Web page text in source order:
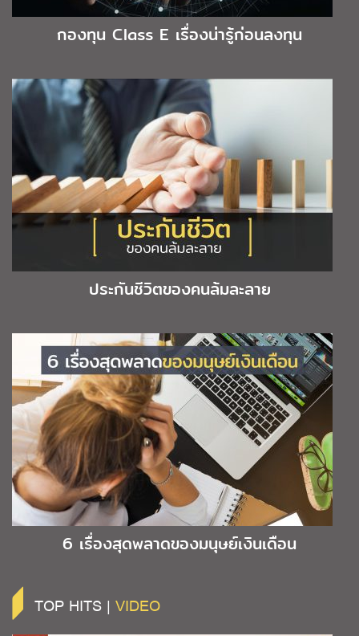
กองทุน Class E เรื่องน่ารู้ก่อนลงทุน
ประกันชีวิตของคนล้มละลาย
6 เรื่องสุดพลาดของมนุษย์เงินเดือน
TOP HITS | VIDEO